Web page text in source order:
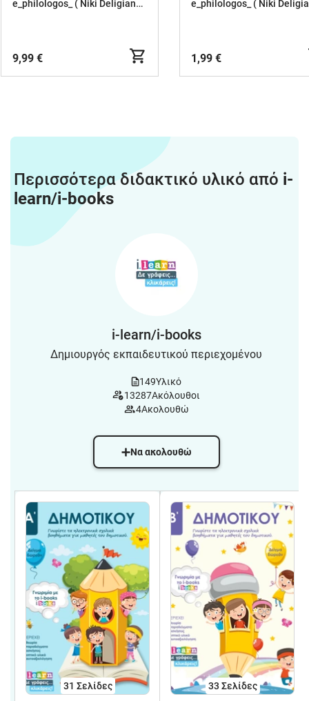
e_philologos_ ( Niki Deligianni )
9,99 € 1,99 €
Περισσότερα διδακτικό υλικό από i-
learn/i-books
i-learn/i-books
Δημιουργός εκπαιδευτικού περιεχομένου
149Υλικό
13287Ακόλουθοι
4Ακολουθώ
Να ακολουθώ
31 Σελίδες 33 Σελίδες